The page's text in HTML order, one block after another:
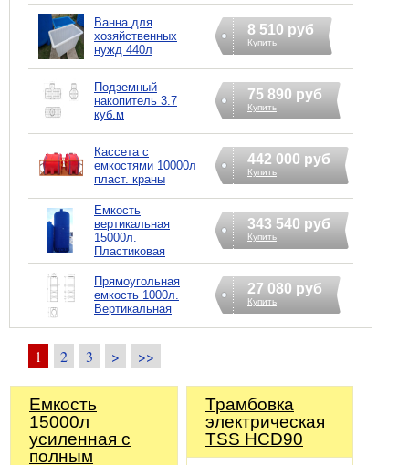
Ванна для
хозяйственных
нужд 440л
8 510 руб
Купить
Подземный
накопитель 3.7
куб.м
75 890 руб
Купить
Кассета с
емкостями 10000л
пласт. краны
442 000 руб
Купить
Емкость
вертикальная
15000л.
Пластиковая
343 540 руб
Купить
Прямоугольная
емкость 1000л.
Вертикальная
27 080 руб
Купить
1 2 3 > >>
Емкость
15000л
усиленная с
полным
Трамбовка
электрическая
TSS HCD90